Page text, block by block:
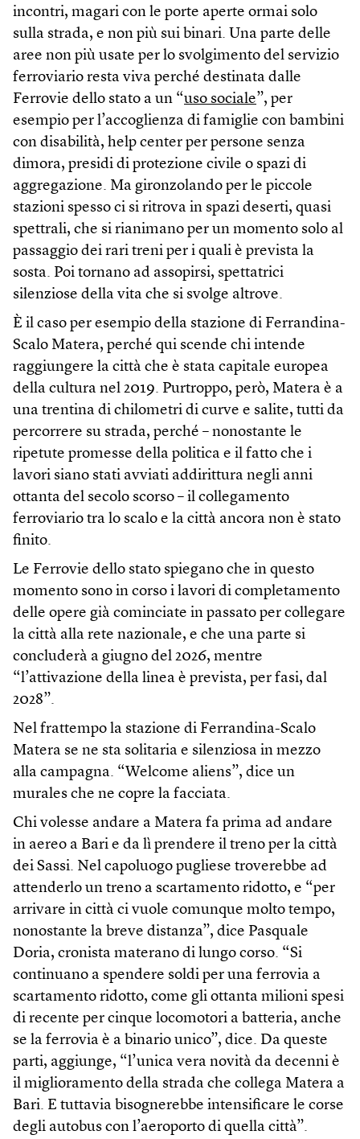
incontri, magari con le porte aperte ormai solo
sulla strada, e non più sui binari. Una parte delle
aree non più usate per lo svolgimento del servizio
ferroviario resta viva perché destinata dalle
Ferrovie dello stato a un “uso sociale”, per
esempio per l’accoglienza di famiglie con bambini
con disabilità, help center per persone senza
dimora, presidi di protezione civile o spazi di
aggregazione. Ma gironzolando per le piccole
stazioni spesso ci si ritrova in spazi deserti, quasi
spettrali, che si rianimano per un momento solo al
passaggio dei rari treni per i quali è prevista la
sosta. Poi tornano ad assopirsi, spettatrici
silenziose della vita che si svolge altrove.
È il caso per esempio della stazione di Ferrandina-
Scalo Matera, perché qui scende chi intende
raggiungere la città che è stata capitale europea
della cultura nel 2019. Purtroppo, però, Matera è a
una trentina di chilometri di curve e salite, tutti da
percorrere su strada, perché – nonostante le
ripetute promesse della politica e il fatto che i
lavori siano stati avviati addirittura negli anni
ottanta del secolo scorso – il collegamento
ferroviario tra lo scalo e la città ancora non è stato
finito.
Le Ferrovie dello stato spiegano che in questo
momento sono in corso i lavori di completamento
delle opere già cominciate in passato per collegare
la città alla rete nazionale, e che una parte si
concluderà a giugno del 2026, mentre
“l’attivazione della linea è prevista, per fasi, dal
2028”.
Nel frattempo la stazione di Ferrandina-Scalo
Matera se ne sta solitaria e silenziosa in mezzo
alla campagna. “Welcome aliens”, dice un
murales che ne copre la facciata.
Chi volesse andare a Matera fa prima ad andare
in aereo a Bari e da lì prendere il treno per la città
dei Sassi. Nel capoluogo pugliese troverebbe ad
attenderlo un treno a scartamento ridotto, e “per
arrivare in città ci vuole comunque molto tempo,
nonostante la breve distanza”, dice Pasquale
Doria, cronista materano di lungo corso. “Si
continuano a spendere soldi per una ferrovia a
scartamento ridotto, come gli ottanta milioni spesi
di recente per cinque locomotori a batteria, anche
se la ferrovia è a binario unico”, dice. Da queste
parti, aggiunge, “l’unica vera novità da decenni è
il miglioramento della strada che collega Matera a
Bari. E tuttavia bisognerebbe intensificare le corse
degli autobus con l’aeroporto di quella città”.